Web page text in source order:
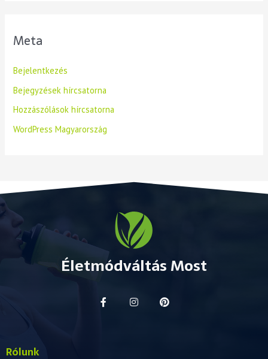
Meta
Bejelentkezés
Bejegyzések hírcsatorna
Hozzászólások hírcsatorna
WordPress Magyarország
Életmódváltás Most
Rólunk